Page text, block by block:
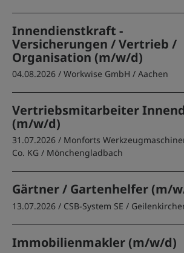
Innendienstkraft -
Versicherungen / Vertrieb /
Organisation (m/w/d)
04.08.2026 / Workwise GmbH / Aachen
Vertriebsmitarbeiter
(m/w/d)
31.07.2026 / Monforts
Co. KG / Mönchengladbach
Gärtner / Gartenhelfer (m/
13.07.2026 / CSB-System SE /
Immobilienmakler (m/w/d)